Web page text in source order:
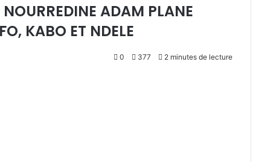
ADAM PLANE
KABO ET NDELE
0 377 2 minutes de lecture